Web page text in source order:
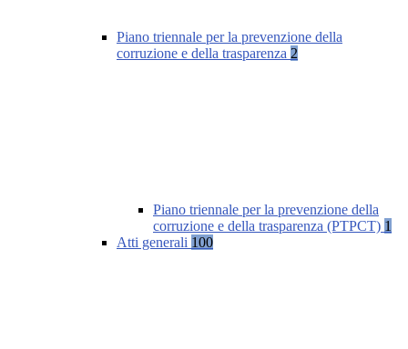
Piano triennale per la prevenzione della
corruzione e della trasparenza 2
Piano triennale per la prevenzione della
corruzione e della trasparenza (PTPCT) 1
Atti generali 100